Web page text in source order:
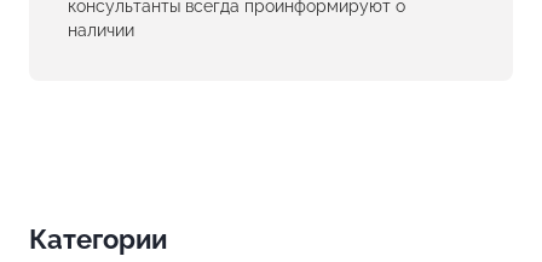
консультанты всегда проинформируют о
наличии
Категории